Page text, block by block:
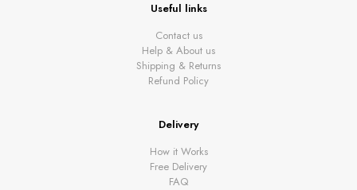
Useful links
Contact us
Help & About us
Shipping & Returns
Refund Policy
Delivery
How it Works
Free Delivery
FAQ